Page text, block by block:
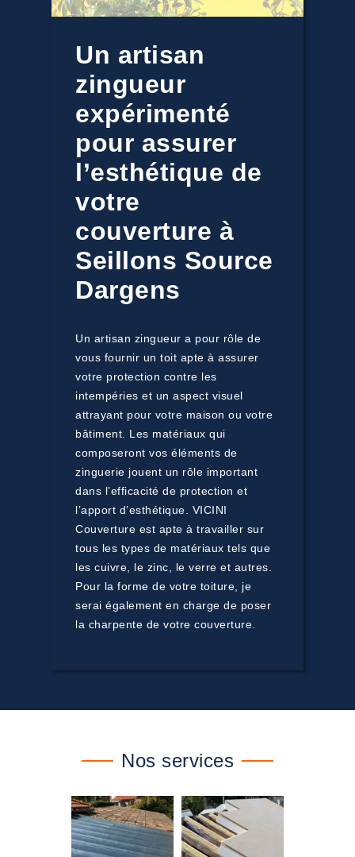
Un artisan
zingueur
expérimenté
pour assurer
l’esthétique de
votre
couverture à
Seillons Source
Dargens
Un artisan zingueur a pour rôle de
vous fournir un toit apte à assurer
votre protection contre les
intempéries et un aspect visuel
attrayant pour votre maison ou votre
bâtiment. Les matériaux qui
composeront vos éléments de
zinguerie jouent un rôle important
dans l’efficacité de protection et
l’apport d’esthétique. VICINI
Couverture est apte à travailler sur
tous les types de matériaux tels que
les cuivre, le zinc, le verre et autres.
Pour la forme de votre toiture, je
serai également en charge de poser
la charpente de votre couverture.
Nos services